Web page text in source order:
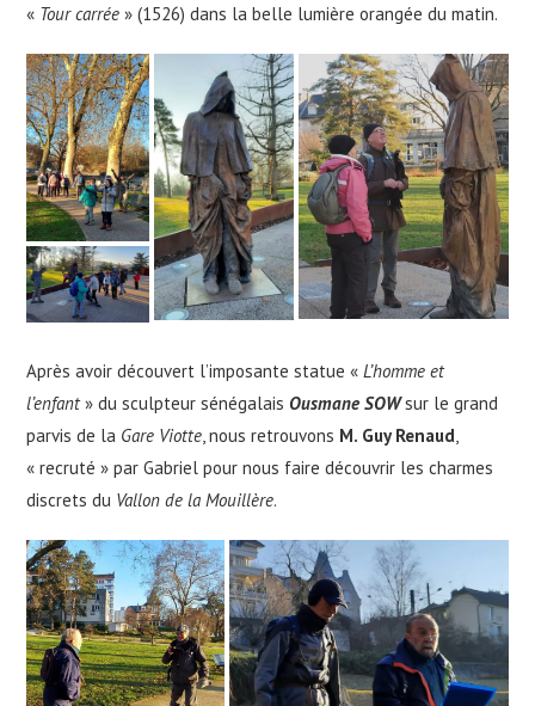
« Tour carrée » (1526) dans la belle lumière orangée du matin.
Après avoir découvert l’imposante statue « L’homme et
l’enfant» du sculpteur sénégalais Ousmane SOWsur le grand
parvis de la Gare Viotte , nous retrouvons M. Guy Renaud
« recruté » par Gabriel pour nous faire découvrir les charmes
discrets du Vallon de la Mouillère.